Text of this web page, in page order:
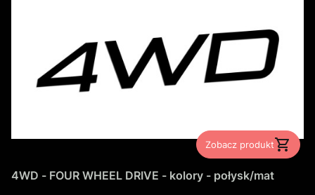
Zobacz produkt
4WD - FOUR WHEEL DRIVE - kolory - połysk/mat